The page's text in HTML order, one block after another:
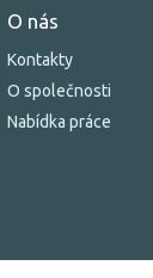
O nás
Kontakty
O společnosti
Nabídka práce